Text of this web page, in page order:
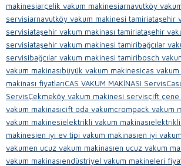
makinesiarçelik vakum makinesiarnavutköy
servisiarnavutköy vakum makinesi tamiriataşehir
servisiataşehir vakum makinası tamiriataşehir
servisiataşehir vakum makinesi tamiribağcılar
servisibağcılar vakum makinesi tamiribosch
vakum makinasıbüyük vakum makinesicas vakum
makinası fiyatlarıCAS VAKUM MAKİNASI Servis
ServisÇekmeköy vakum makinesi servisçift çene
vakum makinasıcift oda vakumcrompack vakum
vakum makinesielektrikli vakum makinası
makinesien iyi ev tipi vakum makinasıen iyi
vakumen ucuz vakum makinasıen ucuz vakum
vakum makinasıendüstriyel vakum makineleri